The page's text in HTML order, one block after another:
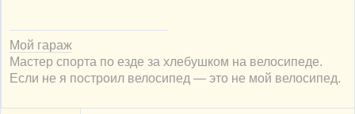
Мой гараж
Мастер спорта по езде за хлебушком на велосипеде.
Если не я построил велосипед — это не мой велосипед.